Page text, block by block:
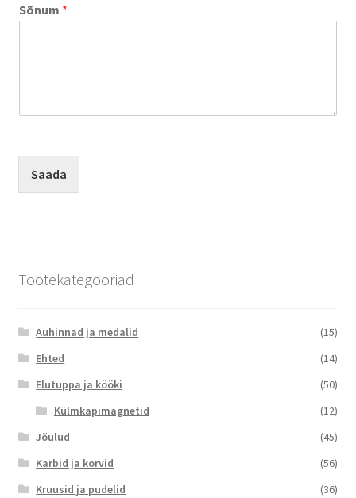
Tee ise
Sõnum *
Saada
Tootekategooriad
Auhinnad ja medalid
(15)
Ehted
(14)
Elutuppa ja kööki
(50)
Külmkapimagnetid
(12)
Jõulud
(45)
Karbid ja korvid
(56)
Kruusid ja pudelid
(36)